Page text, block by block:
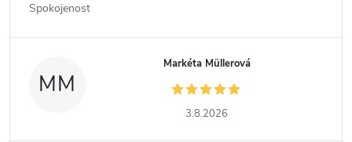
Spokojenost
MM
Markéta Müllerová
3.8.2026